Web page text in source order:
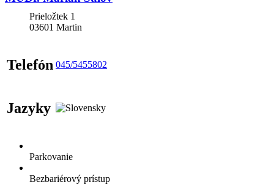
Prieložtek 1
03601 Martin
Telefón 045/5455802
Jazyky
Parkovanie
Bezbariérový prístup